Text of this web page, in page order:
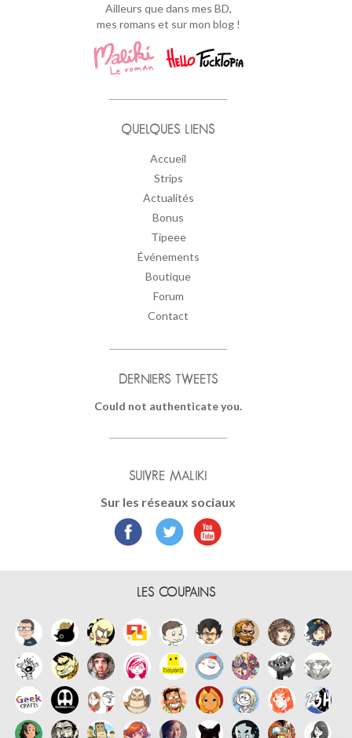
Ailleurs que dans mes BD,
mes romans et sur mon blog !
QUELQUES LIENS
Accueil
Strips
Actualités
Bonus
Tipeee
Événements
Boutique
Forum
Contact
DERNIERS TWEETS
Could not authenticate you.
SUIVRE MALIKI
Sur les réseaux sociaux
LES COUPAINS